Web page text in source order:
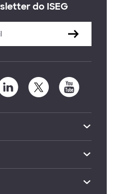
do ISEG